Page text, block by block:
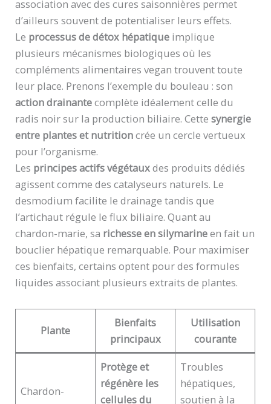
association avec des cures saisonnières permet
d’ailleurs souvent de potentialiser leurs effets.
Le processus de détox hépatique implique
plusieurs mécanismes biologiques où les
compléments alimentaires vegan trouvent toute
leur place. Prenons l’exemple du bouleau : son
action drainantecomplète idéalement celle du
radis noir sur la production biliaire. Cettesynergie
entre plantes et nutritioncrée un cercle vertueux
pour l’organisme.
Les principes actifs végétauxdes produits dédiés
agissent comme des catalyseurs naturels. Le
desmodium facilite le drainage tandis que
l’artichaut régule le flux biliaire. Quant au
chardon-marie, sa richesse en silymarineen fait un
bouclier hépatique remarquable. Pour maximiser
ces bienfaits, certains optent pour des formules
liquides associant plusieurs extraits de plantes.
Plante
Bienfaits
principaux
Utilisation
courante
Chardon-
Protège et
régénère les
cellules du
Troubles
hépatiques,
soutien à la